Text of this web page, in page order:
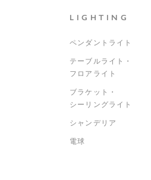
LIGHTING
ペンダントライト
テーブルライト・
フロアライト
ブラケット・
シーリングライト
シャンデリア
電球